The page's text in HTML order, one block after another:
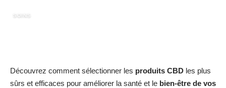
SOINS
Découvrez comment sélectionner les produits CBD les plus
sûrs et efficaces pour améliorer la santé et le bien-être de vos